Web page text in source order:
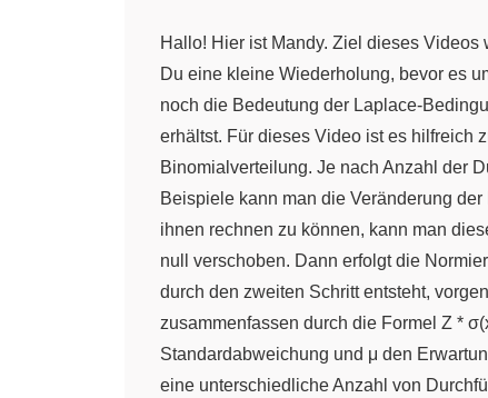
Hallo! Hier ist Mandy. Ziel dieses
Du eine kleine Wiederholung, bevor es
noch die Bedeutung der Laplace-
erhältst. Für dieses Video ist es hilfreich
Binomialverteilung. Je nach Anzahl der
Beispiele kann man die Veränderung
ihnen rechnen zu können, kann man
null verschoben. Dann erfolgt die
durch den zweiten Schritt entsteht,
zusammenfassen durch die Formel Z *
Standardabweichung und μ den
eine unterschiedliche Anzahl von